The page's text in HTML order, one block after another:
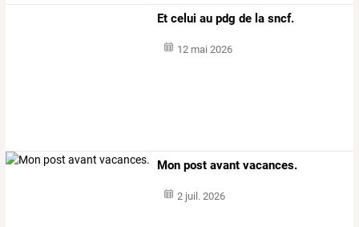
Et celui au pdg de la sncf.
12 mai 2026
Mon post avant vacances.
2 juil. 2026